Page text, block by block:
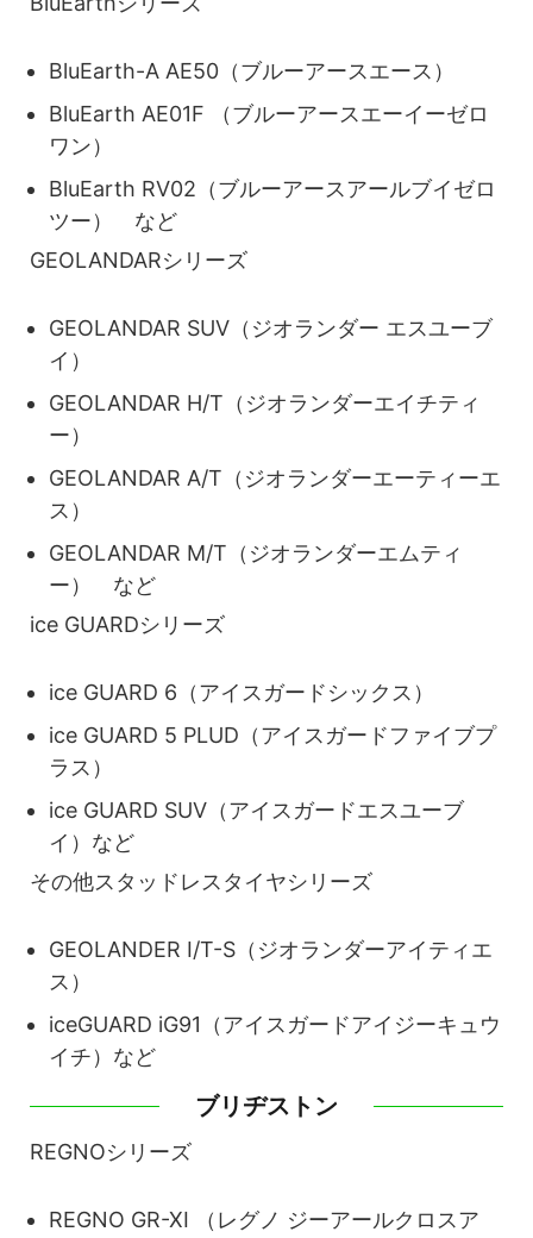
BluEarth-A AE50（ブルーアースエース）
BluEarth AE01F （ブルーアースエーイーゼロ
ワン）
BluEarth RV02（ブルーアースアールブイゼロ
ツー） など
GEOLANDARシリーズ
GEOLANDAR SUV（ジオランダー エスユーブ
イ）
GEOLANDAR H/T（ジオランダーエイチティ
ー）
GEOLANDAR A/T（ジオランダーエーティーエ
ス）
GEOLANDAR M/T（ジオランダーエムティ
ー） など
ice GUARDシリーズ
ice GUARD 6（アイスガードシックス）
ice GUARD 5 PLUD（アイスガードファイブプ
ラス）
ice GUARD SUV（アイスガードエスユーブ
イ）など
その他スタッドレスタイヤシリーズ
GEOLANDER I/T-S（ジオランダーアイティエ
ス）
iceGUARD iG91（アイスガードアイジーキュウ
イチ）など
ブリヂストン
REGNOシリーズ
REGNO GR-XI （レグノ ジーアールクロスア